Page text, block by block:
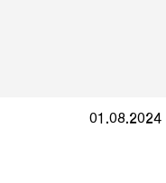
01.08.2024